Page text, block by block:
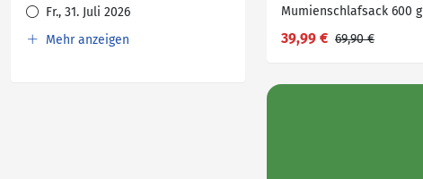
Fr., 31. Juli 2026
Mehr anzeigen
Mumienschlafsack 600 g
39,99 € 69,90 €